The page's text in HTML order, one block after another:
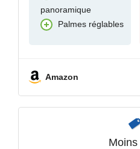
panoramique
Palmes réglables
Amazon